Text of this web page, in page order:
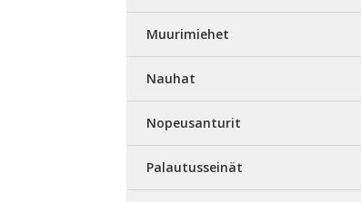
Muurimiehet
Nauhat
Nopeusanturit
Palautusseinät